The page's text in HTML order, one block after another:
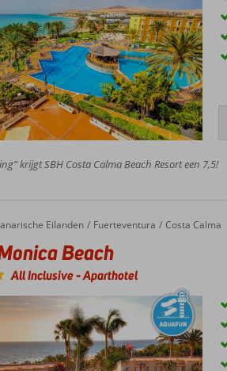
krijgt SBH Costa Calma Beach Resort een 7,5!
Eilanden Fuerteventura Costa Calma
Beach
All Inclusive-Aparthotel